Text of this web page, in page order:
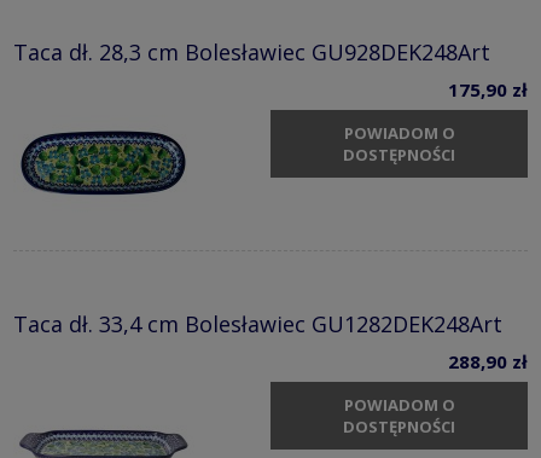
Taca dł. 28,3 cm Bolesławiec GU928DEK248Art
175,90 zł
POWIADOM O
DOSTĘPNOŚCI
Taca dł. 33,4 cm Bolesławiec GU1282DEK248Art
288,90 zł
POWIADOM O
DOSTĘPNOŚCI